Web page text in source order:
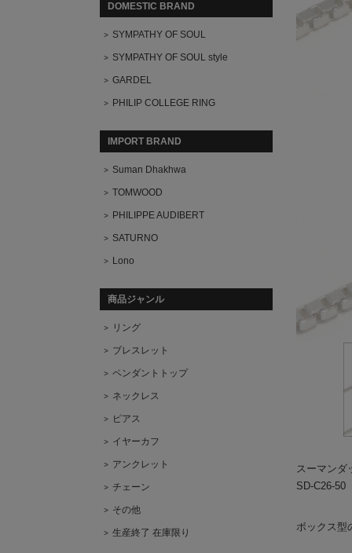
スーマンダ
SD-C26-
ボックス型
DOMESTIC BRAND
SYMPATHY OF SOUL
SYMPATHY OF SOUL style
GARDEL
PHILIP COLLEGE RING
IMPORT BRAND
Suman Dhakhwa
TOMWOOD
PHILIPPE AUDIBERT
SATURNO
Lono
商品ジャンル
リング
ブレスレット
ペンダントトップ
ネックレス
ピアス
イヤーカフ
アンクレット
チェーン
その他
生産終了 在庫限り